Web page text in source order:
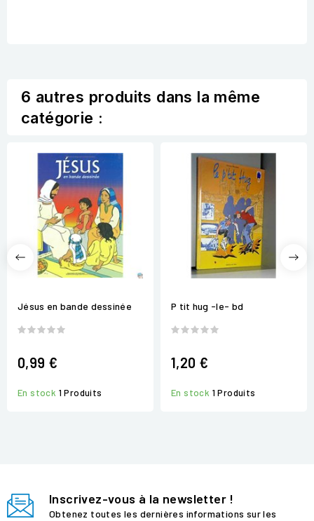
6 autres produits dans la même
catégorie :
Jésus en bande dessinée
0,99 €
En stock 1 Produits
P tit hug -le- bd
1,20 €
En stock 1 Produits
Inscrivez-vous à la newsletter !
Obtenez toutes les dernières informations sur les